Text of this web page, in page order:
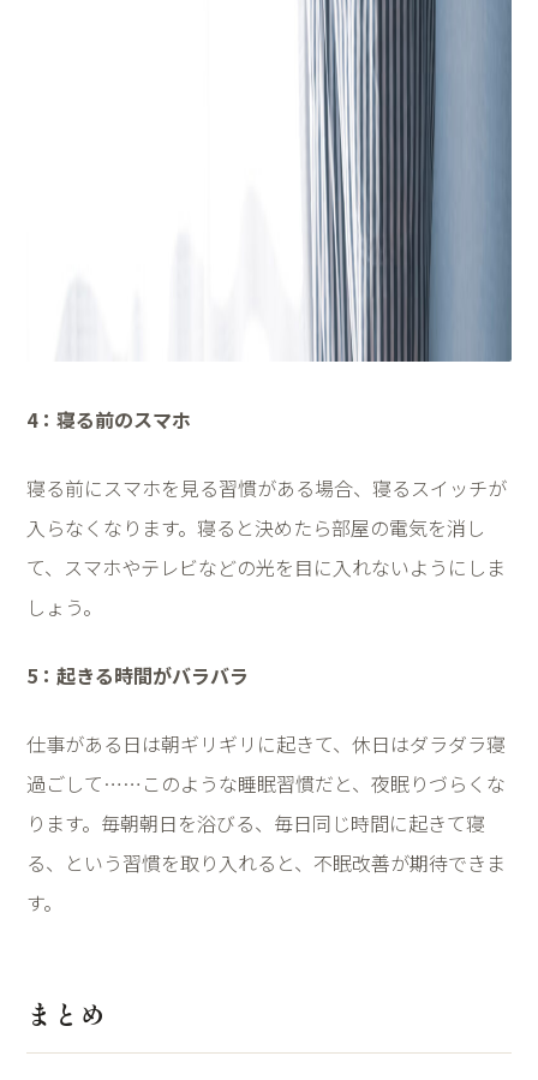
4：寝る前のスマホ
寝る前にスマホを見る習慣がある場合、寝るスイッチが
入らなくなります。寝ると決めたら部屋の電気を消し
て、スマホやテレビなどの光を目に入れないようにしま
しょう。
5 ：起きる時間がバラバラ
仕事がある日は朝ギリギリに起きて、休日はダラダラ寝
過ごして…… このような睡眠習慣だと、夜眠りづらくな
ります。毎朝朝日を浴びる、毎日同じ時間に起きて寝
る、という習慣を取り入れると、不眠改善が期待できま
す。
まとめ